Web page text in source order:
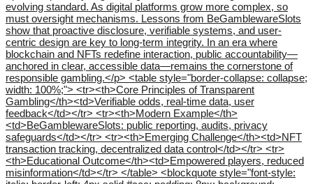
evolving standard. As digital platforms grow more complex, so
must oversight mechanisms. Lessons from BeGamblewareSlots
show that proactive disclosure, verifiable systems, and user-
centric design are key to long-term integrity. In an era where
blockchain and NFTs redefine interaction, public accountability—
anchored in clear, accessible data—remains the cornerstone of
responsible gambling.</p> <table style="border-collapse: collapse;
width: 100%;"> <tr><th>Core Principles of Transparent
Gambling</th><td>Verifiable odds, real-time data, user
feedback</td></tr> <tr><th>Modern Example</th>
<td>BeGamblewareSlots: public reporting, audits, privacy
safeguards</td></tr> <tr><th>Emerging Challenge</th><td>NFT
transaction tracking, decentralized data control</td></tr> <tr>
<th>Educational Outcome</th><td>Empowered players, reduced
misinformation</td></tr> </table> <blockquote style="font-style: